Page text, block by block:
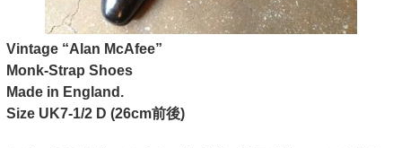
Vintage “Alan McAfee”
Monk-Strap Shoes
Made in England.
Size UK7-1/2 D (26cm前後)